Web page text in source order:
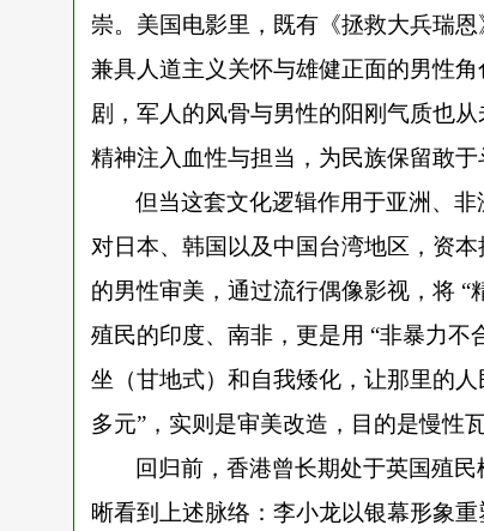
崇。美国电影里，既有《拯救大兵瑞
兼具人道主义关怀与雄健正面的男性
剧，军人的风骨与男性的阳刚气质也
精神注入血性与担当，为民族保留敢于
但当这套文化逻辑作用于亚洲、
对日本、韩国以及中国台湾地区，资
的男性审美，通过流行偶像影视，将
殖民的印度、南非，更是用 “非暴力不
坐（甘地式）和自我矮化，让那里的
多元”，实则是审美改造，目的是慢性
回归前，香港曾长期处于英国殖
晰看到上述脉络：李小龙以银幕形象